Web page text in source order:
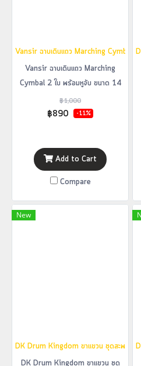
Vansir ฉาบเดินแถว Marching Cymbal
Vansir ฉาบเดินแถว Marching
Cymbal 2 ใบ พร้อมหูจับ ขนาด 14
นิ้ว
฿1,000
฿890 -11%
Add to Cart
Compare
New
DK Drum Kingdom ขาแขวน ชุดสะพายไ
DK Drum Kingdom ขาแขวน ชุด